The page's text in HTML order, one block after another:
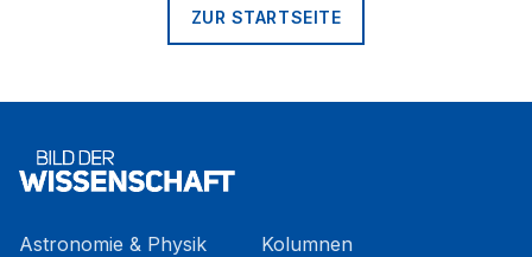
ZUR STARTSEITE
Astronomie & Physik
Kolumnen